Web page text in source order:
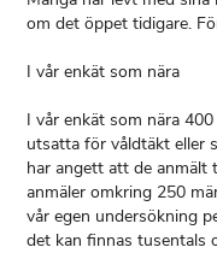
om det öppet tidigare.
I vår enkät som nära
I vår enkät som nära
utsatta för våldtäkt eller
har angett att de anmält
anmäler omkring 250
vår egen undersökning
det kan finnas tusentals